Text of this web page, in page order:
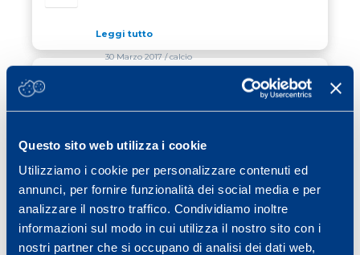
Questo sito web utilizza i cookie
Utilizziamo i cookie per personalizzare contenuti ed
annunci, per fornire funzionalità dei social media e per
analizzare il nostro traffico. Condividiamo inoltre
informazioni sul modo in cui utilizza il nostro sito con i
nostri partner che si occupano di analisi dei dati web,
Leggi tutto
LA VIAREGGIO CUP E’ DEL SASSUOLO
30 Marzo 2017/ calcio
LA VIAREGGIO CUP E’ DEL SASSUOLO
Leggi tutto
7° CONVEGNO MAPEI SPORT
Leggi tutto